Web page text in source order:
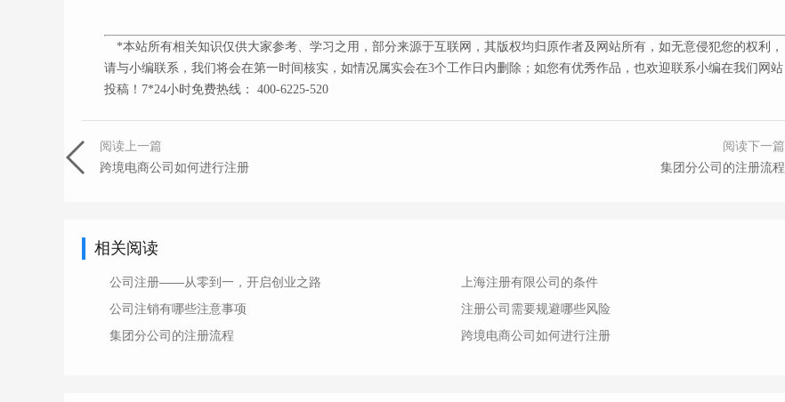
*本站所有相关知识仅供大家参考、学习之用，部分来源于互联网，其版权均归原作者及网站所有，如无意侵犯您的权利，
请与小编联系，我们将会在第一时间核实，如情况属实会在3个工作日内删除；如您有优秀作品，也欢迎联系小编在我们网站
投稿！7*24小时免费热线： 400-6225-520
阅读上一篇
跨境电商公司如何进行注册
阅读下一篇
集团分公司的注册流程
相关阅读
公司注册——从零到一，开启创业之路
上海注册有限公司的条件
公司注销有哪些注意事项
注册公司需要规避哪些风险
集团分公司的注册流程
跨境电商公司如何进行注册